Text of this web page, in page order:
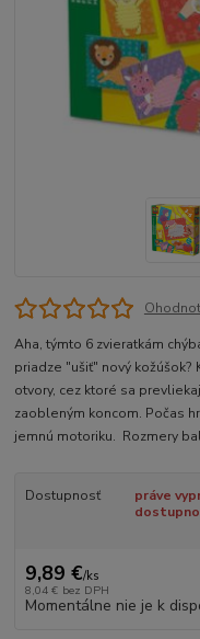
Aha, týmto 6 zvieratkám
priadze "ušiť" nový kožúšok?
otvory, cez ktoré sa
zaobleným koncom. Počas
jemnú motoriku. Rozmery
Dostupnosť
práve
9,89 €/ks
8,04 € bez DPH
Momentálne nie je k